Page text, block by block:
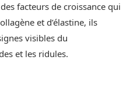
facteurs de croissance qui
et d’élastine, ils
visibles du
et les ridules.